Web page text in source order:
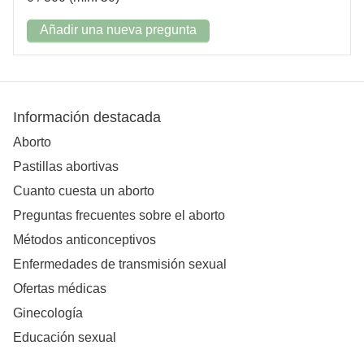
Añadir una nueva pregunta
Información destacada
Aborto
Pastillas abortivas
Cuanto cuesta un aborto
Preguntas frecuentes sobre el aborto
Métodos anticonceptivos
Enfermedades de transmisión sexual
Ofertas médicas
Ginecología
Educación sexual